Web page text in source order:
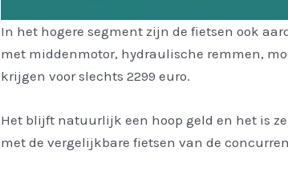
In het hogere segment zijn de fietsen ook
met middenmotor, hydraulische remmen,
krijgen voor slechts 2299 euro.
Het blijft natuurlijk een hoop geld en het is
met de vergelijkbare fietsen van de